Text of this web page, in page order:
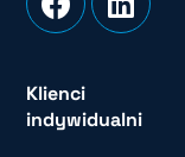
Klienci
indywidualni